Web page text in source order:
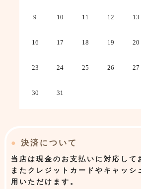
9 10 11 12 13
16 17 18 19 20
23 24 25 26 27
30 31
● 決済について
当店は 現金のお支払いに対応して
またクレジットカードやキャッシ
用いただけます。